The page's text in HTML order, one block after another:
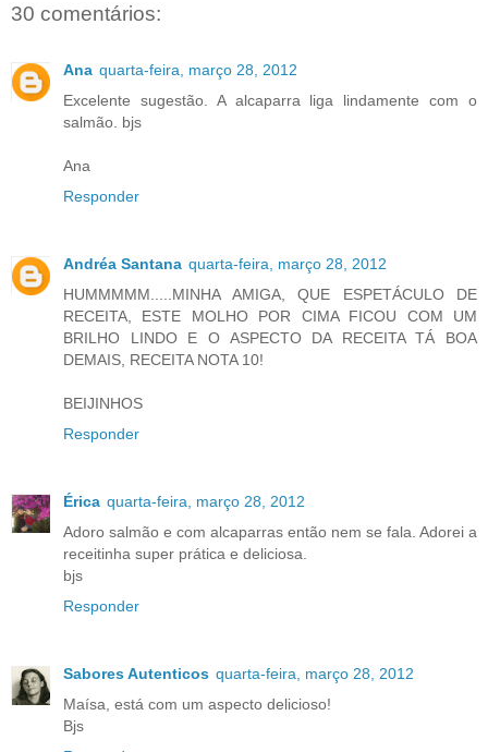
30 comentários:
Ana quarta-feira, março 28, 2012
Excelente sugestão. A alcaparra liga lindamente com o
salmão. bjs
Ana
Responder
Andréa Santana quarta-feira, março 28, 2012
HUMMMMM.....MINHA AMIGA, QUE ESPETÁCULO DE
RECEITA, ESTE MOLHO POR CIMA FICOU COM UM
BRILHO LINDO E O ASPECTO DA RECEITA TÁ BOA
DEMAIS, RECEITA NOTA 10!
BEIJINHOS
Responder
Érica quarta-feira, março 28, 2012
Adoro salmão e com alcaparras então nem se fala. Adorei a
receitinha super prática e deliciosa.
bjs
Responder
Sabores Autenticos quarta-feira, março 28, 2012
Maísa, está com um aspecto delicioso!
Bjs